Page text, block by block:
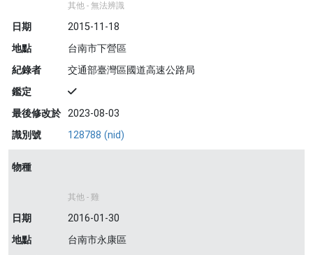
其他 - 無法辨識
日期
2015-11-18
地點
台南市下營區
紀錄者
交通部臺灣區國道高速公路局
鑑定
最後修改於 2023-08-03
識別號
128788 (nid)
物種
其他 - 雞
日期
2016-01-30
地點
台南市永康區